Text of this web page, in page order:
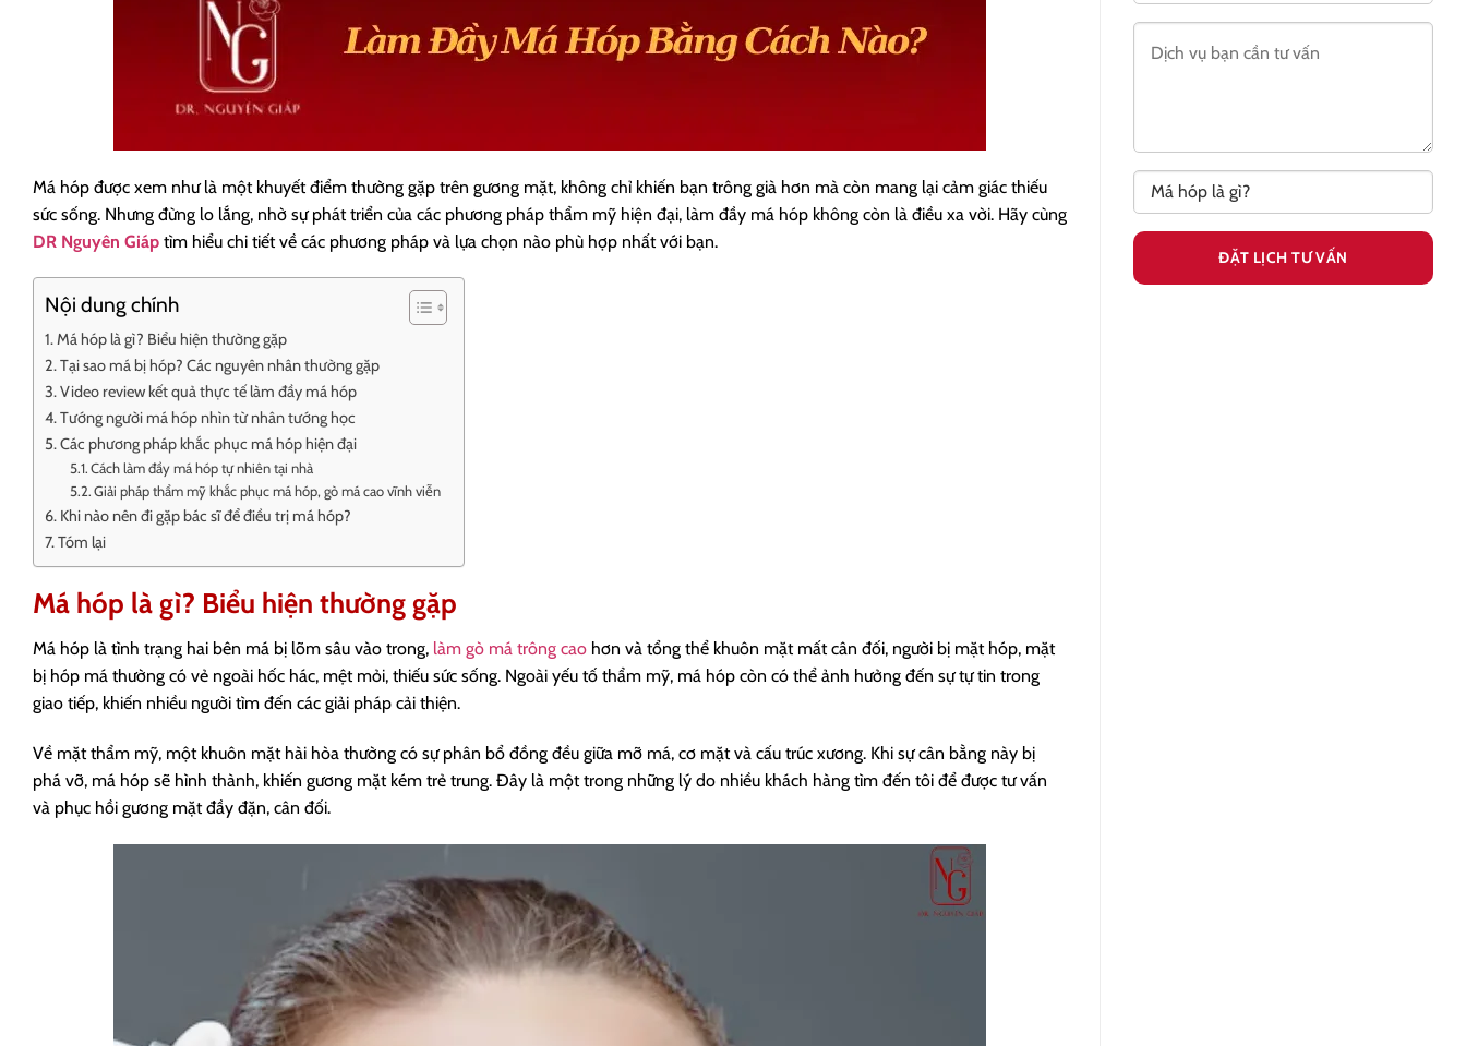
Má hóp được xem như là một khuyết điểm thường gặp trên gương mặt, không chỉ khiến bạn trông già hơn mà còn mang lại cảm giác thiếu
sức sống. Nhưng đừng lo lắng, nhờ sự phát triển của các phương pháp thẩm mỹ hiện đại, làm đầy má hóp không còn là điều xa vời. Hãy cùng
DR Nguyên Giáp tìm hiểu chi tiết về các phương pháp và lựa chọn nào phù hợp nhất với bạn.
Nội dung chính
Má hóp là gì? Biểu hiện thường gặp
Tại sao má bị hóp? Các nguyên nhân thường gặp
Video review kết quả thực tế làm đầy má hóp
Tướng người má hóp nhìn từ nhân tướng học
Các phương pháp khắc phục má hóp hiện đại
Cách làm đầy má hóp tự nhiên tại nhà
Giải pháp thẩm mỹ khắc phục má hóp, gò má cao vĩnh viễn
Khi nào nên đi gặp bác sĩ để điều trị má hóp?
Tóm lại
Má hóp là gì? Biểu hiện thường gặp
Má hóp là tình trạng hai bên má bị lõm sâu vào trong, làm gò má trông cao hơn và tổng thể khuôn mặt mất cân đối, người bị mặt hóp, mặt
bị hóp má thường có vẻ ngoài hốc hác, mệt mỏi, thiếu sức sống. Ngoài yếu tố thẩm mỹ, má hóp còn có thể ảnh hưởng đến sự tự tin trong
giao tiếp, khiến nhiều người tìm đến các giải pháp cải thiện.
Về mặt thẩm mỹ, một khuôn mặt hài hòa thường có sự phân bổ đồng đều giữa mỡ má, cơ mặt và cấu trúc xương. Khi sự cân bằng này bị
phá vỡ, má hóp sẽ hình thành, khiến gương mặt kém trẻ trung. Đây là một trong những lý do nhiều khách hàng tìm đến tôi để được tư vấn
và phục hồi gương mặt đầy đặn, cân đối.